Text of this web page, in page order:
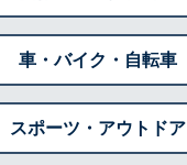
車・バイク・自転車
スポーツ・アウトドア